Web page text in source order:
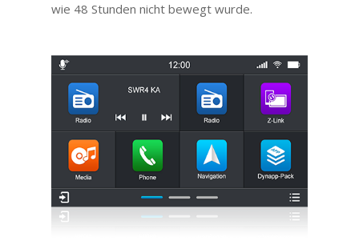
wie 48 Stunden nicht bewegt wurde.